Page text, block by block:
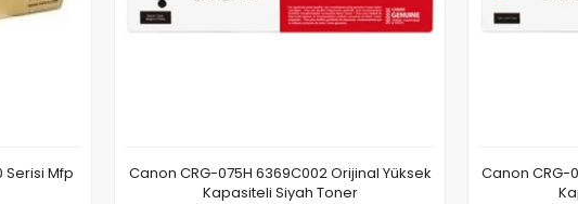
Serisi Mfp
Canon CRG-075H 6369C002 Orijinal Yüksek
Kapasiteli Siyah Toner
Canon CRG-